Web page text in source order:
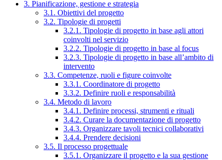
3. Pianificazione, gestione e strategia
3.1. Obiettivi del progetto
3.2. Tipologie di progetti
3.2.1. Tipologie di progetto in base agli attori
coinvolti nel servizio
3.2.2. Tipologie di progetto in base al focus
3.2.3. Tipologie di progetto in base all’ambito di
intervento
3.3. Competenze, ruoli e figure coinvolte
3.3.1. Coordinatore di progetto
3.3.2. Definire ruoli e responsabilità
3.4. Metodo di lavoro
3.4.1. Definire processi, strumenti e rituali
3.4.2. Curare la documentazione di progetto
3.4.3. Organizzare tavoli tecnici collaborativi
3.4.4. Prendere decisioni
3.5. Il processo progettuale
3.5.1. Organizzare il progetto e la sua gestione